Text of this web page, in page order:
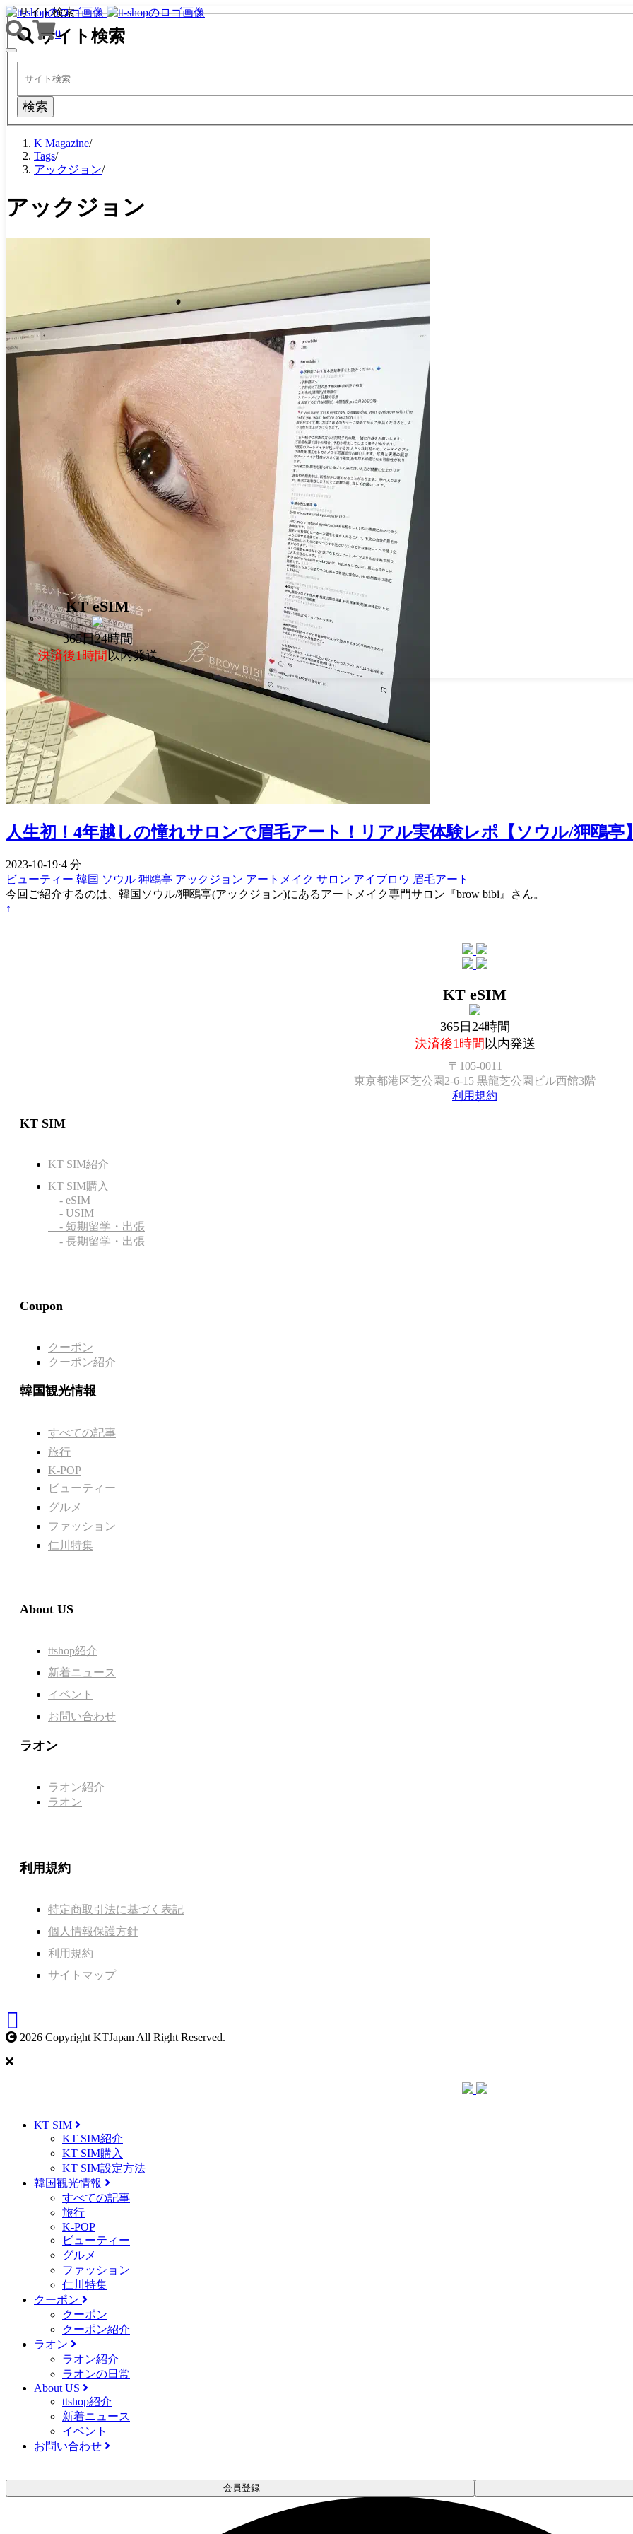
0
TOGGLE
NAVIGATION
KT eSIM
365日24時間
決済後1時間以内発送
サイト検索
サイト検索
検索
K Magazine/
Tags/
アックジョン/
アックジョン
人生初！4年越しの憧れサロンで眉毛アート！リアル実体験レポ【ソウル/狎鴎亭
2023-10-19·4 分
ビューティー 韓国 ソウル 狎鴎亭 アックジョン アートメイク サロン アイブロウ 眉毛アート
今回ご紹介するのは、韓国ソウル/狎鴎亭(アックジョン)にあるアートメイク専門サロン『brow bibi』さん。
↑
KT eSIM
365日24時間
決済後1時間以内発送
〒105-0011
東京都港区芝公園2-6-15 黒龍芝公園ビル西館3階
利用規約
KT SIM
KT SIM紹介
KT SIM購入
- eSIM
- USIM
- 短期留学・出張
- 長期留学・出張
Coupon
クーポン
クーポン紹介
韓国観光情報
すべての記事
旅行
K-POP
ビューティー
グルメ
ファッション
仁川特集
About US
ttshop紹介
新着ニュース
イベント
お問い合わせ
ラオン
ラオン紹介
ラオン
利用規約
特定商取引法に基づく表記
個人情報保護方針
利用規約
サイトマップ
2026 Copyright KTJapan All Right Reserved.
KT SIM
KT SIM紹介
KT SIM購入
KT SIM設定方法
韓国観光情報
すべての記事
旅行
K-POP
ビューティー
グルメ
ファッション
仁川特集
クーポン
クーポン
クーポン紹介
ラオン
ラオン紹介
ラオンの日常
About US
ttshop紹介
新着ニュース
イベント
お問い合わせ
会員登録